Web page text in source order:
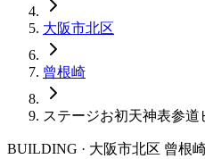
大阪市北区
曾根崎
ステージお初天神表参道
BUILDING · 大阪市北区 曾根